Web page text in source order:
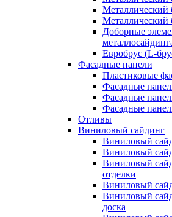
Металлический
Металлический
Доборные
Евробрус (L-
Фасадные панели
Пластиковые
Фасадные
Фасадные
Фасадные
Отливы
Виниловый сайдинг
Виниловый
Виниловый
Виниловый
отделки
Виниловый
Виниловый
доска